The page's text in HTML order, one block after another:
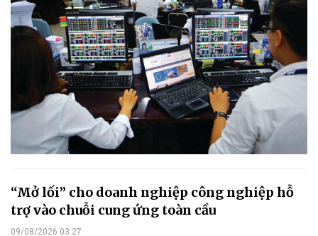
“Mở lối” cho doanh nghiệp công nghiệp hỗ
trợ vào chuỗi cung ứng toàn cầu
09/08/2026 03:27